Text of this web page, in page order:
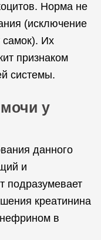
Норма не
(исключение
самок). Их
признаком
системы.
у
данного
и
подразумевает
креатинина
в